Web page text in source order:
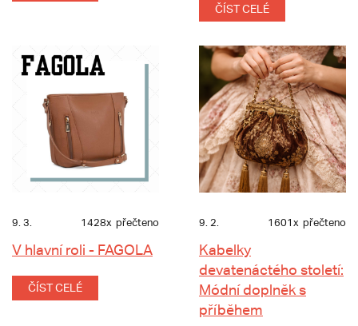
ČÍST CELÉ
9. 3. 1428x přečteno
V hlavní roli - FAGOLA
ČÍST CELÉ
9. 2. 1601x přečteno
Kabelky
devatenáctého století:
Módní doplněk s
příběhem